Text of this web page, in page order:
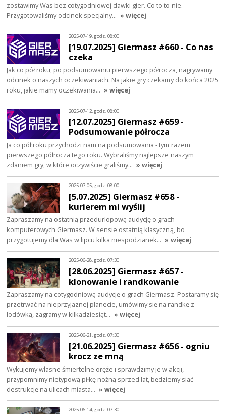
zostawimy Was bez cotygodniowej dawki gier. Co to to nie.
Przygotowaliśmy odcinek specjalny… » więcej
2025-07-19, godz. 08:00
[19.07.2025] Giermasz #660 - Co nas
czeka
Jak co pół roku, po podsumowaniu pierwszego półrocza, nagrywamy
odcinek o naszych oczekiwaniach. Na jakie gry czekamy do końca 2025
roku, jakie mamy oczekiwania… » więcej
2025-07-12, godz. 08:00
[12.07.2025] Giermasz #659 -
Podsumowanie półrocza
Ja co pół roku przychodzi nam na podsumowania - tym razem
pierwszego półrocza tego roku. Wybraliśmy najlepsze naszym
zdaniem gry, w które oczywiście graliśmy… » więcej
2025-07-05, godz. 08:00
[5.07.2025] Giermasz #658 -
kurierem mi wyślij
Zapraszamy na ostatnią przedurlopową audycję o grach
komputerowych Giermasz. W sensie ostatnią klasyczną, bo
przygotujemy dla Was w lipcu kilka niespodzianek… » więcej
2025-06-28, godz. 07:30
[28.06.2025] Giermasz #657 -
klonowanie i randkowanie
Zapraszamy na cotygodniową audycję o grach Giermasz. Postaramy się
przetrwać na nieprzyjaznej planecie, umówimy się na randkę z
lodówką, zagramy w kilkadziesiąt… » więcej
2025-06-21, godz. 07:30
[21.06.2025] Giermasz #656 - ogniu
krocz ze mną
Wykujemy własne śmiertelne oręże i sprawdzimy je w akcji,
przypomnimy nietypową piłkę nożną sprzed lat, będziemy siać
destrukcję na ulicach miasta… » więcej
2025-06-14, godz. 07:30